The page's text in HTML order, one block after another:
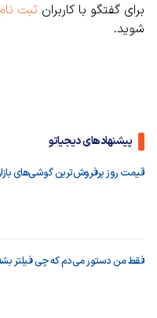
برای گفتگو با کاربران ثبت نام
شوید.
پیشنهادهای دیجیاتو
قیمت روز پرفروش‌ترین گوشی‌های بازار ایران [17
فقط من دستور می‌دم که چی فیلتر